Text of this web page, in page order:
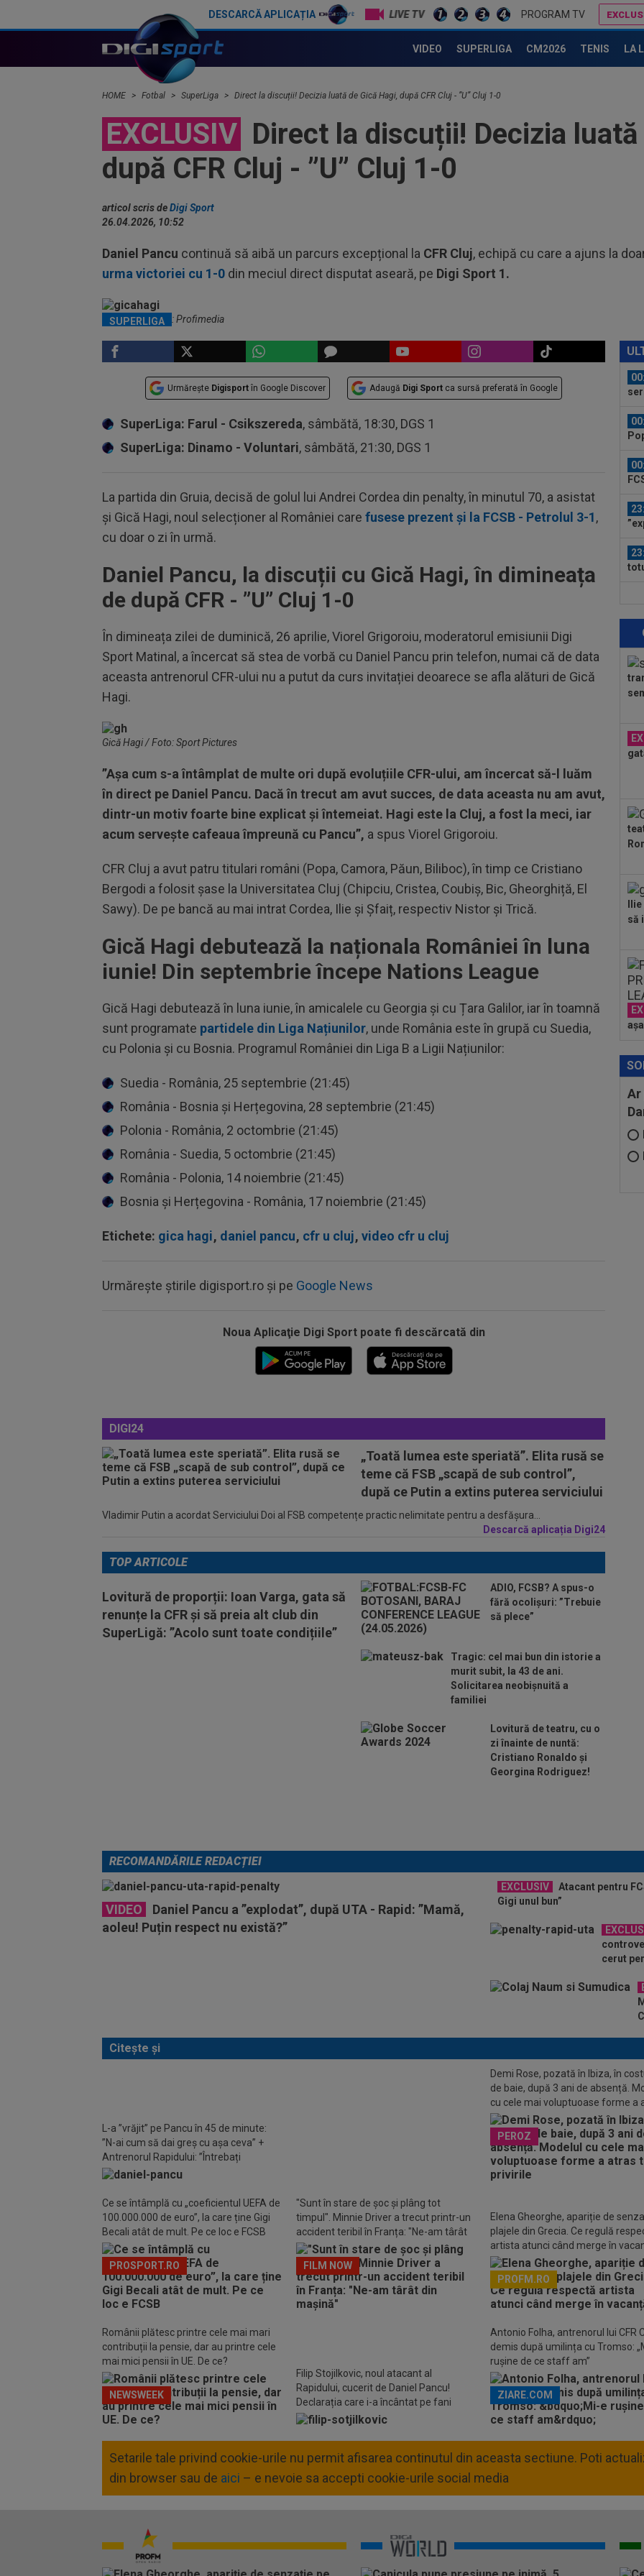
DESCARCĂ APLICAȚIA LIVE TV PROGRAM TV
VIDEO SUPERLIGA CM2026 TENIS LA
HOME Fotbal SuperLiga Direct la discuții! Decizia luată de Gică Hagi, după CFR Cluj - ”U” Cluj 1-0
EXCLUSIV Direct la discuții! Decizia luată
după CFR Cluj - ”U” Cluj 1-0
articol scris deDigi Sport
26.04.2026, 10:52
Daniel Pancu continuă să aibă un parcurs excepțional la CFR Cluj, echipă cu care a ajuns la
urma victoriei cu 1-0 din meciul direct disputat aseară, pe Digi Sport 1.
SUPERLIGA
Gică Hagi / Foto: Profimedia
Urmărește Digisport în Google Discover Adaugă Digi Sport ca sursă preferată în Google
SuperLiga: Farul - Csikszereda, sâmbătă, 18:30, DGS 1
SuperLiga: Dinamo - Voluntari, sâmbătă, 21:30, DGS 1
La partida din Gruia, decisă de golul lui Andrei Cordea din penalty, în minutul 70, a asistat
și Gică Hagi, noul selecționer al României care fusese prezent și la FCSB - Petrolul 3-1,
cu doar o zi în urmă.
Daniel Pancu, la discuții cu Gică Hagi, în dimineața
de după CFR - ”U” Cluj 1-0
În dimineața zilei de duminică, 26 aprilie, Viorel Grigoroiu, moderatorul emisiunii Digi
Sport Matinal, a încercat să stea de vorbă cu Daniel Pancu prin telefon, numai că de data
aceasta antrenorul CFR-ului nu a putut da curs invitației deoarece se afla alături de Gică
Hagi.
Gică Hagi / Foto: Sport Pictures
”Așa cum s-a întâmplat de multe ori după evoluțiile CFR-ului, am încercat să-l luăm
în direct pe Daniel Pancu. Dacă în trecut am avut succes, de data aceasta nu am avut,
dintr-un motiv foarte bine explicat și întemeiat. Hagi este la Cluj, a fost la meci, iar
acum servește cafeaua împreună cu Pancu”, a spus Viorel Grigoroiu.
CFR Cluj a avut patru titulari români (Popa, Camora, Păun, Biliboc), în timp ce Cristiano
Bergodi a folosit șase la Universitatea Cluj (Chipciu, Cristea, Coubiș, Bic, Gheorghiță, El
Sawy). De pe bancă au mai intrat Cordea, Ilie și Șfaiț, respectiv Nistor și Trică.
Gică Hagi debutează la naționala României în luna
iunie! Din septembrie începe Nations League
Gică Hagi debutează în luna iunie, în amicalele cu Georgia și cu Țara Galilor, iar în toamnă
sunt programate partidele din Liga Națiunilor, unde România este în grupă cu Suedia,
cu Polonia și cu Bosnia. Programul României din Liga B a Ligii Națiunilor:
Suedia - România, 25 septembrie (21:45)
România - Bosnia și Herțegovina, 28 septembrie (21:45)
Polonia - România, 2 octombrie (21:45)
România - Suedia, 5 octombrie (21:45)
România - Polonia, 14 noiembrie (21:45)
Bosnia și Herțegovina - România, 17 noiembrie (21:45)
Etichete: gica hagi, daniel pancu, cfr u cluj, video cfr u cluj
Urmărește știrile digisport.ro și pe Google News
Noua Aplicaţie Digi Sport poate fi descărcată din
DIGI24
„Toată lumea este speriată”. Elita rusă se
teme că FSB „scapă de sub control”,
după ce Putin a extins puterea serviciului
Vladimir Putin a acordat Serviciului Doi al FSB competențe practic nelimitate pentru a desfășura...
Descarcă aplicația Digi24
să
Ar
TOP ARTICOLE
Lovitură de proporții: Ioan Varga, gata să
renunțe la CFR și să preia alt club din
SuperLigă: ”Acolo sunt toate condițiile”
ADIO, FCSB? A spus-o
fără ocolișuri: ”Trebuie
să plece”
Tragic: cel mai bun din istorie a
murit subit, la 43 de ani.
Solicitarea neobișnuită a
familiei
Lovitură de teatru, cu o
zi înainte de nuntă:
Cristiano Ronaldo și
Georgina Rodriguez!
RECOMANDĂRILE REDACȚIEI
VIDEO
Daniel Pancu a ”explodat”, după UTA - Rapid: ”Mamă,
aoleu! Puțin respect nu există?”
EXCLUSIV
Atacant pentru
Gigi unul bun”
cerut
Citește și
L-a ”vrăjit” pe Pancu în 45 de minute:
”N-ai cum să dai greș cu așa ceva” +
Antrenorul Rapidului: ”Întrebați
conducerea”
Demi Rose, pozată în Ibiza, în
de baie, după 3 ani de absență.
cu cele mai voluptuoase forme a
toate privirile
PEROZ
Ce se întâmplă cu „coeficientul UEFA de
100.000.000 de euro”, la care ține Gigi
Becali atât de mult. Pe ce loc e FCSB
PROSPORT.RO
"Sunt în stare de șoc și plâng tot
timpul". Minnie Driver a trecut printr-un
accident teribil în Franța: "Ne-am târât
din mașină"
FILM NOW
Elena Gheorghe, apariție de
plajele din Grecia. Ce regulă
artista atunci când merge în
PROFM.RO
Românii plătesc printre cele mai mari
contribuții la pensie, dar au printre cele
mai mici pensii în UE. De ce?
NEWSWEEK
Filip Stojilkovic, noul atacant al
Rapidului, cucerit de Daniel Pancu!
Declarația care i-a încântat pe fani
Antonio Folha, antrenorul lui CFR
demis după umilința cu Tromso:
rușine de ce staff am”
ZIARE.COM
Setarile tale privind cookie-urile nu permit afisarea continutul din aceasta sectiune. Poti
din browser sau de aici – e nevoie sa accepti cookie-urile social media